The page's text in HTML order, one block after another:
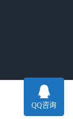
QQ咨询